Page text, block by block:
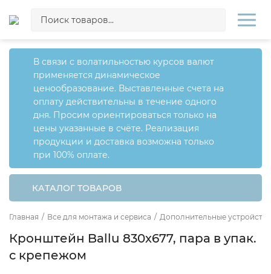
В связи с волатильностью курсов валют
применяется динамическое
ценообразование. Выставленные счета на
оплату действительны в течение одного
дня. Просим ориентироваться только на
цены указанные в счёте. Реализация
продукции и доставка возможна только
при 100% оплате.
КАТАЛОГ ТОВАРОВ
Главная / Все для монтажа и сервиса / Дополнительные
Кронштейн Ballu 830х677, пара в упак.
с крепежом